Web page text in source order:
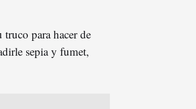
truco para hacer de
sepia y fumet,